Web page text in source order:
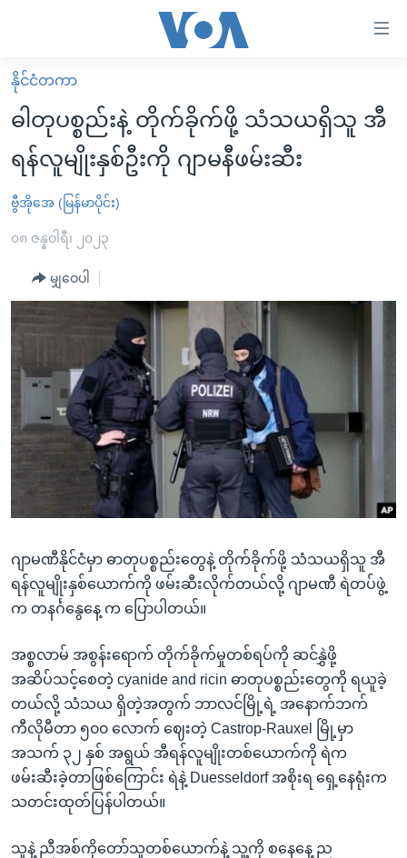
လွယ်ကူ
စေ
သည့်
Link
များ
ပင်မ
ကျော်
အ
ညွန်း
စာမျက်နှာ
ရန်
ရှာဖွေ
ရန်
သို့
ကျော်
ရန်
မူလစာမျက်နှာ
မြန်မာ
ကမ္ဘာ့သတင်းများ
နိုင်ငံတကာ
အမေရိကန်
အစ္စရေး-ပါလက်စတိုင်း
ဗွီဒီယို
သတင်းလွတ်လပ်ခွင့်
အင်္ဂလိပ်စာလေ့လာမယ်
အမေရိကန်သုံးအီဒီယံ
မကြေးမုံရဲ့ အင်္ဂလိပ်စာ
ရုပ်ရှင်ထဲက အင်္ဂလိပ်စာ
သုတပဒေသာ အင်္ဂလိပ်စာ
အပတ်စဉ်ကဏ္ဍများ
တီဗွီ
ရေဒီယိုနှင့်ရုပ်သံ အချက်အလက်များ
ရေဒီယို/တီဗွီအစီအစဉ်
Learning English
ဗွီအိုအေ လူမှုကွန်ယက်များ
ဘာသာစကားများ
နိုင်ငံတကာ
ဓါတုပစ္စည်းနဲ့ တိုက်ခိုက်ဖို့ သံသယရှိသူ အီ
ရန်လူမျိုးနှစ်ဦးကို ဂျာမနီဖမ်းဆီး
ဗွီအိုအေ (မြန်မာပိုင်း)
၀၈ ဇန္နဝါရီ၊ ၂၀၂၃
မျှဝေပါ
ဂျာမဏီနိုင်ငံမှာ ဓာတုပစ္စည်းတွေနဲ့ တိုက်ခိုက်ဖို့ သံသယရှိသူ အီ
ရန်လူမျိုးနှစ်ယောက်ကို ဖမ်းဆီးလိုက်တယ်လို့ ဂျာမဏီ ရဲတပ်ဖွဲ့
က တနင်္ဂနွေနေ့ က ပြောပါတယ်။
အစ္စလာမ် အစွန်းရောက် တိုက်ခိုက်မှုတစ်ရပ်ကို ဆင်နွှဲဖို့
အဆိပ်သင့်စေတဲ့ cyanide and ricin ဓာတုပစ္စည်းတွေကို ရယူခဲ့
တယ်လို့ သံသယ ရှိတဲ့အတွက် ဘာလင်မြို့ရဲ့ အနောက်ဘက်
ကီလိုမီတာ ၅၀၀ လောက် ဈေးတဲ့ Castrop-Rauxel မြို့မှာ
အသက် ၃၂ နှစ် အရွယ် အီရန်လူမျိုးတစ်ယောက်ကို ရဲက
ဖမ်းဆီးခဲ့တာဖြစ်ကြောင်း ရဲနဲ့ Duesseldorf အစိုးရ ရှေ့နေရုံးက
သတင်းထုတ်ပြန်ပါတယ်။
သူနဲ့ ညီအစ်ကိုတော်သူတစ်ယောက်နဲ့ သူ့ကို စနေနေ့ ည